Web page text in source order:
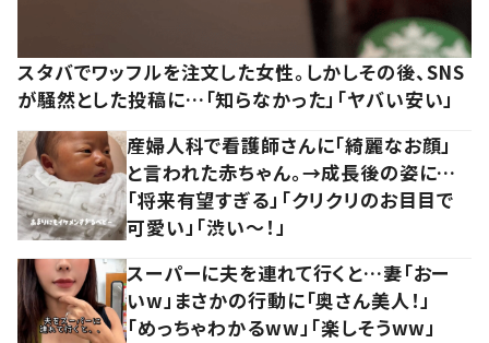
スタバでワッフルを注文した女性。しかしその後、SNS
が騒然とした投稿に…「知らなかった」「ヤバい安い」
産婦人科で看護師さんに「綺麗なお顔」
と言われた赤ちゃん。→成長後の姿に…
「将来有望すぎる」「クリクリのお目目で
可愛い」「渋い～！」
スーパーに夫を連れて行くと…妻「おー
いw」まさかの行動に「奥さん美人！」
「めっちゃわかるww」「楽しそうww」